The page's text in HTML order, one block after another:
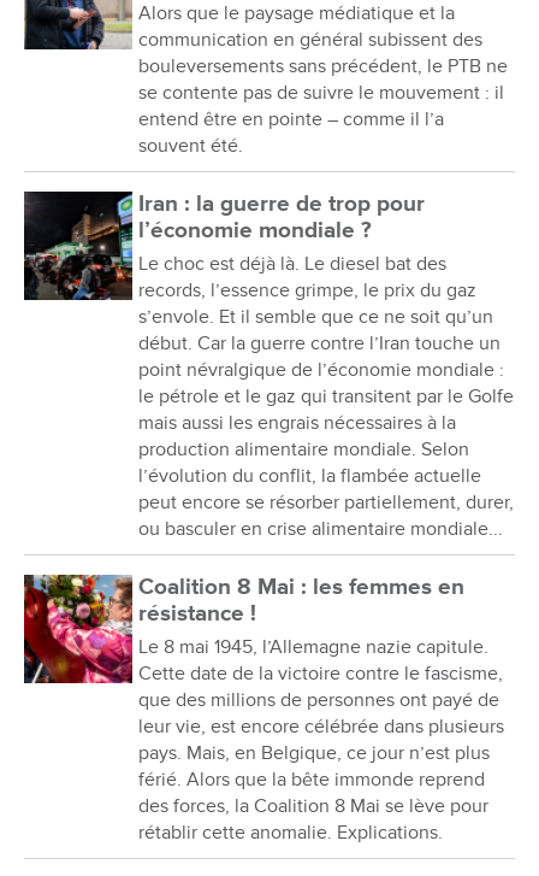
Alors que le paysage médiatique et la
communication en général subissent des
bouleversements sans précédent, le PTB ne
se contente pas de suivre le mouvement : il
entend être en pointe – comme il l’a
souvent été.
Iran : la guerre de trop pour
l’économie mondiale ?
Le choc est déjà là. Le diesel bat des
records, l’essence grimpe, le prix du gaz
s’envole. Et il semble que ce ne soit qu’un
début. Car la guerre contre l’Iran touche un
point névralgique de l’économie mondiale :
le pétrole et le gaz qui transitent par le Golfe
mais aussi les engrais nécessaires à la
production alimentaire mondiale. Selon
l’évolution du conflit, la flambée actuelle
peut encore se résorber partiellement, durer,
ou basculer en crise alimentaire mondiale...
Coalition 8 Mai : les femmes en
résistance !
Le 8 mai 1945, l’Allemagne nazie capitule.
Cette date de la victoire contre le fascisme,
que des millions de personnes ont payé de
leur vie, est encore célébrée dans plusieurs
pays. Mais, en Belgique, ce jour n’est plus
férié. Alors que la bête immonde reprend
des forces, la Coalition 8 Mai se lève pour
rétablir cette anomalie. Explications.